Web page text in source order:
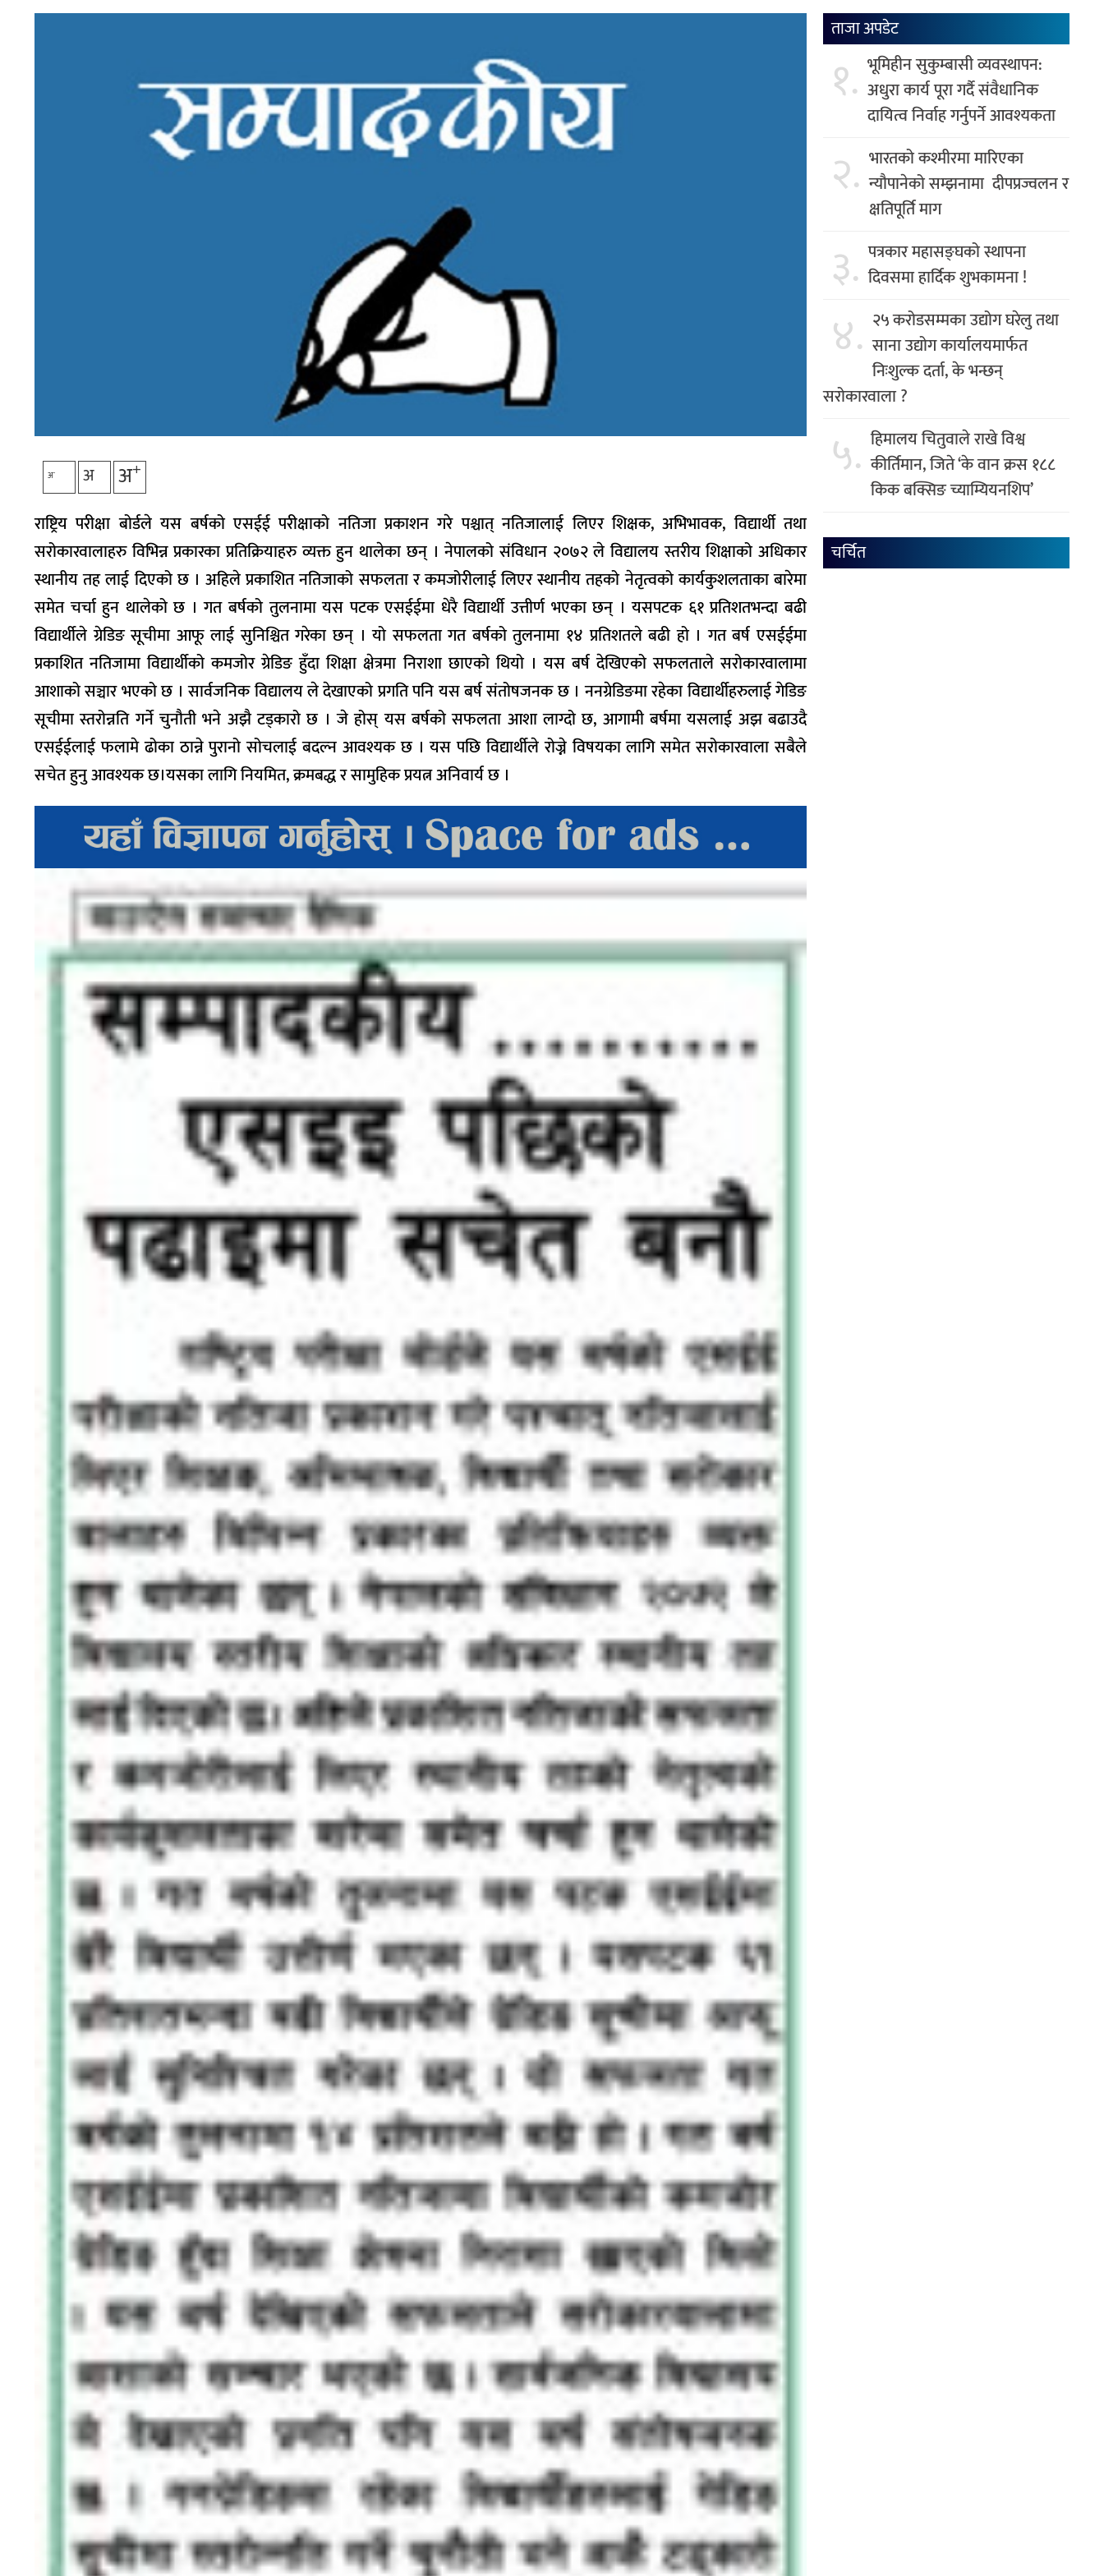
अन्तरवार्ता/
अ- अ अ+
राष्ट्रिय परीक्षा बोर्डले यस बर्षको एसईई परीक्षाको नतिजा प्रकाशन गरे पश्चात् नतिजालाई लिएर शिक्षक, अभिभावक, विद्यार्थी तथा
सरोकारवालाहरु विभिन्न प्रकारका प्रतिक्रियाहरु व्यक्त हुन थालेका छन् । नेपालको संविधान २०७२ ले विद्यालय स्तरीय शिक्षाको अधिकार
स्थानीय तह लाई दिएको छ । अहिले प्रकाशित नतिजाको सफलता र कमजोरीलाई लिएर स्थानीय तहको नेतृत्वको कार्यकुशलताका बारेमा
समेत चर्चा हुन थालेको छ । गत बर्षको तुलनामा यस पटक एसईईमा धेरै विद्यार्थी उत्तीर्ण भएका छन् । यसपटक ६१ प्रतिशतभन्दा बढी
विद्यार्थीले ग्रेडिङ सूचीमा आफू लाई सुनिश्चित गरेका छन् । यो सफलता गत बर्षको तुलनामा १४ प्रतिशतले बढी हो । गत बर्ष एसईईमा
प्रकाशित नतिजामा विद्यार्थीको कमजोर ग्रेडिङ हुँदा शिक्षा क्षेत्रमा निराशा छाएको थियो । यस बर्ष देखिएको सफलताले सरोकारवालामा
आशाको सञ्चार भएको छ । सार्वजनिक विद्यालय ले देखाएको प्रगति पनि यस बर्ष संतोषजनक छ । ननग्रेडिङमा रहेका विद्यार्थीहरुलाई गेडिङ
सूचीमा स्तरोन्नति गर्ने चुनौती भने अझै टड्कारो छ । जे होस् यस बर्षको सफलता आशा लाग्दो छ, आगामी बर्षमा यसलाई अझ बढाउदै
एसईईलाई फलामे ढोका ठान्ने पुरानो सोचलाई बदल्न आवश्यक छ । यस पछि विद्यार्थीले रोज्ने विषयका लागि समेत सरोकारवाला सबैले
सचेत हुनु आवश्यक छ।यसका लागि नियमित, क्रमबद्ध र सामुहिक प्रयत्न अनिवार्य छ ।
ताजा अपडेट
१. भूमिहीन सुकुम्बासी व्यवस्थापन:
अधुरा कार्य पूरा गर्दै संवैधानिक
दायित्व निर्वाह गर्नुपर्ने आवश्यकता
२. भारतको कश्मीरमा मारिएका
न्यौपानेको सम्झनामा दीपप्रज्वलन र
क्षतिपूर्ति माग
३. पत्रकार महासङ्घको स्थापना
दिवसमा हार्दिक शुभकामना !
४. २५ करोडसम्मका उद्योग घरेलु तथा
साना उद्योग कार्यालयमार्फत
निःशुल्क दर्ता, के भन्छन्
सरोकारवाला ?
५. हिमालय चितुवाले राखे विश्व
कीर्तिमान, जिते ‘के वान क्रस १८८
किक बक्सिङ च्याम्यियनशिप’
चर्चित